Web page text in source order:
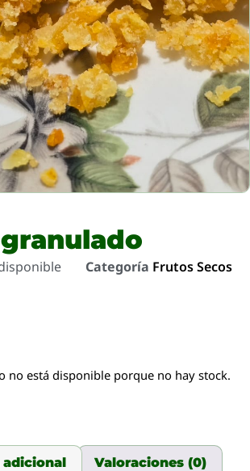
Categoría Frutos Secos
no está disponible porque no hay stock.
Valoraciones (0)